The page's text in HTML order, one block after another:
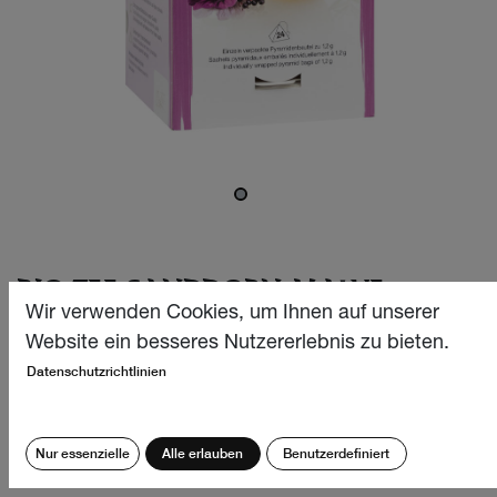
BIO TEE SANDDORN-MALVE
24X1.2G
Diese aussergewöhnlich milde und wohltuende Bio Tee-
aromatisches und vielfältiges Geschmackserlebnis mit
sinnlichen Noten.
Wir verwenden Cookies, um Ihnen auf unserer
Website ein besseres Nutzererlebnis zu bieten.
Datenschutzrichtlinien
Nur essenzielle Alle erlauben Benutzerdefiniert